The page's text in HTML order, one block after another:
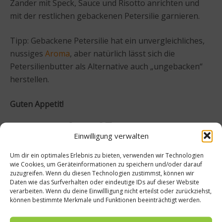
Einwilligung verwalten
Um dir ein optimales Erlebnis zu bieten, verwenden wir Technologien
wie Cookies, um Geräteinformationen zu speichern und/oder darauf
zuzugreifen. Wenn du diesen Technologien zustimmst, können wir
Daten wie das Surfverhalten oder eindeutige IDs auf dieser Website
verarbeiten. Wenn du deine Einwillligung nicht erteilst oder zurückziehst,
können bestimmte Merkmale und Funktionen beeinträchtigt werden.
Zander mit Speck, Sauce und Risotto anrichten und
mit der restlichen gebackenen Petersilie garnieren.
Tipp: Gebackene Petersilie hat ein unvergleichliches,
nussiges Aroma, aber natürlich lässt sich die
Petersilienbutter als Alternative auch „ungebacken“
herstellen.
Guten Appetit!
vorheriger Beitrag
Münch
Deutsc
Nächster Beitrag
App
t